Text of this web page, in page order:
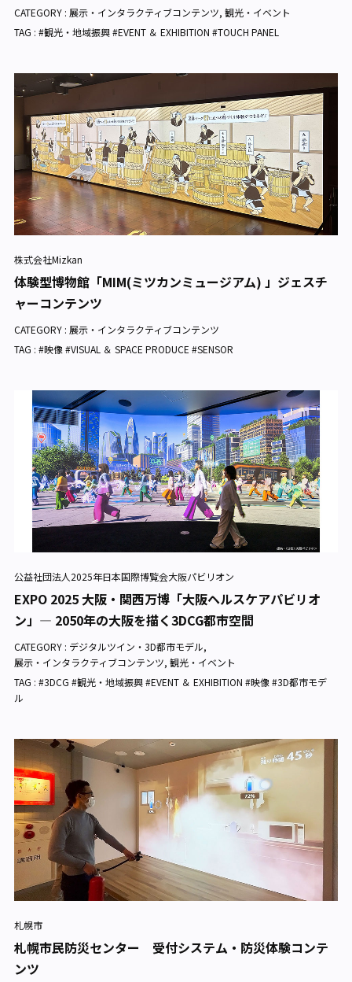
CATEGORY : 展示・インタラクティブコンテンツ, 観光・イベント
TAG : #観光・地域振興 #EVENT ＆ EXHIBITION #TOUCH PANEL
株式会社Mizkan
体験型博物館「MIM(ミツカンミュージアム) 」ジェスチ
ャーコンテンツ
CATEGORY : 展示・インタラクティブコンテンツ
TAG : #映像 #VISUAL ＆ SPACE PRODUCE #SENSOR
公益社団法人2025年日本国際博覧会大阪パビリオン
EXPO 2025 大阪・関西万博「大阪ヘルスケアパビリオ
ン」— 2050年の大阪を描く3DCG都市空間
CATEGORY : デジタルツイン・3D都市モデル,
展示・インタラクティブコンテンツ, 観光・イベント
TAG : #3DCG #観光・地域振興 #EVENT ＆ EXHIBITION #映像 #3D都市モデ
ル
札幌市
札幌市民防災センター 受付システム・防災体験コンテ
ンツ